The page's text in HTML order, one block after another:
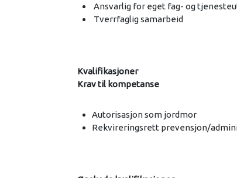
Ansvarlig for eget fag- og
Tverrfaglig samarbeid
Kvalifikasjoner
Krav til kompetanse
Autorisasjon som jordmor
Rekvireringsrett prevensjon/